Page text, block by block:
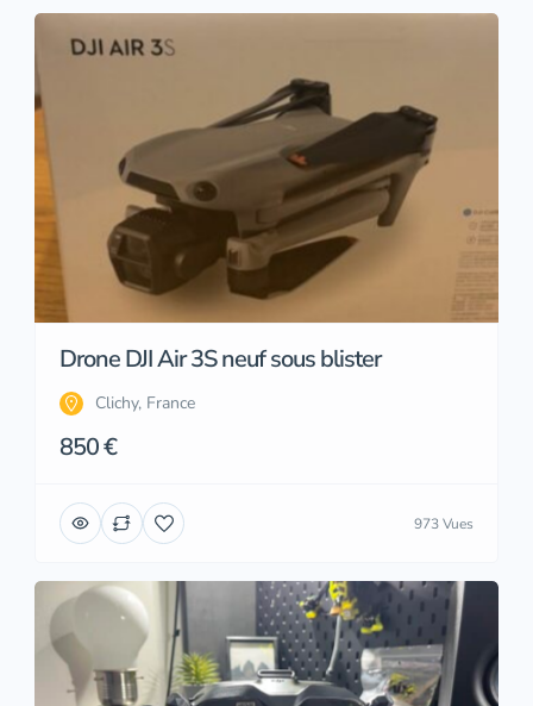
Drone DJI Air 3S neuf sous blister
Clichy, France
850 €
973 Vues